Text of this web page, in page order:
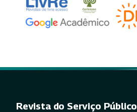
Revista do Serviço Público